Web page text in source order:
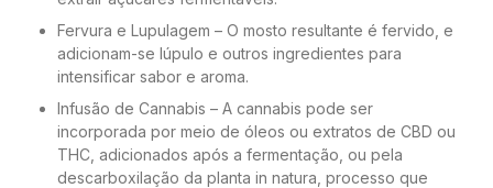
Fervura e Lupulagem – O mosto resultante é fervido, e
adicionam-se lúpulo e outros ingredientes para
intensificar sabor e aroma.
Infusão de Cannabis – A cannabis pode ser
incorporada por meio de óleos ou extratos de CBD ou
THC, adicionados após a fermentação, ou pela
descarboxilação da planta in natura, processo que